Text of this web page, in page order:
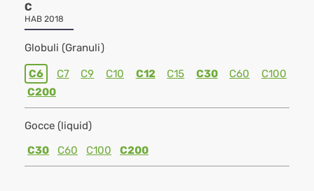
C
HAB 2018
Globuli (Granuli)
C6 C7 C9 C10 C12 C15 C30 C60
C100
C200
Gocce (liquid)
C30
C60 C100 C200